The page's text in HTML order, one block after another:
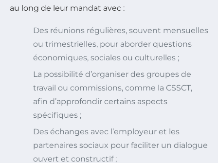
au long de leur mandat avec :
Des réunions régulières, souvent mensuelles
ou trimestrielles, pour aborder questions
économiques, sociales ou culturelles ;
La possibilité d’organiser des groupes de
travail ou commissions, comme la CSSCT,
afin d’approfondir certains aspects
spécifiques ;
Des échanges avec l’employeur et les
partenaires sociaux pour faciliter un dialogue
ouvert et constructif ;